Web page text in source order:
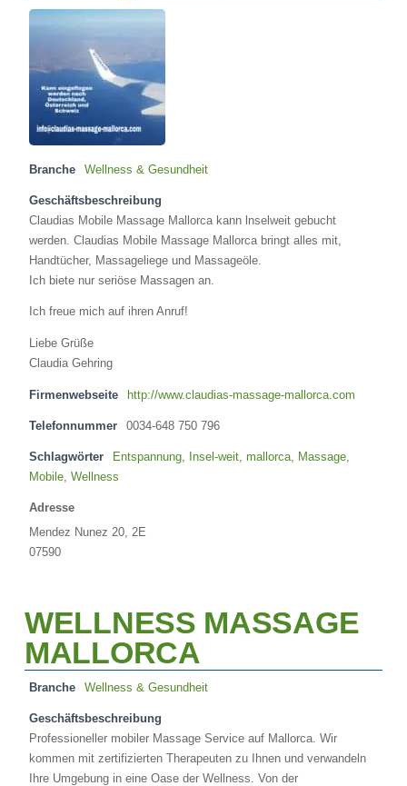
Branche Wellness & Gesundheit
Geschäftsbeschreibung
Claudias Mobile Massage Mallorca kann lnselweit gebucht
werden. Claudias Mobile Massage Mallorca bringt alles mit,
Handtücher, Massageliege und Massageöle.
Ich biete nur seriöse Massagen an.
Ich freue mich auf ihren Anruf!
Liebe Grüße
Claudia Gehring
Firmenwebseite http://www.claudias-massage-mallorca.com
Telefonnummer 0034-648 750 796
Schlagwörter Entspannung, Insel-weit, mallorca, Massage,
Mobile, Wellness
Adresse
Mendez Nunez 20, 2E
07590
WELLNESS MASSAGE
MALLORCA
Branche Wellness & Gesundheit
Geschäftsbeschreibung
Professioneller mobiler Massage Service auf Mallorca. Wir
kommen mit zertifizierten Therapeuten zu Ihnen und verwandeln
Ihre Umgebung in eine Oase der Wellness. Von der